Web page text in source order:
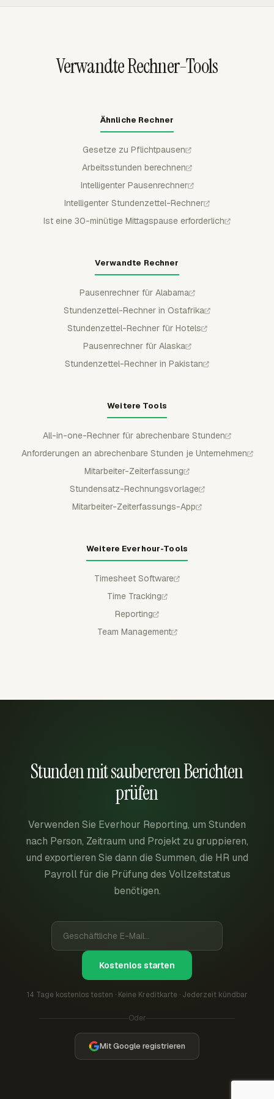
oder berichtet werden.
Verwandte Rechner-Tools
Ähnliche Rechner
Gesetze zu Pflichtpausen
Arbeitsstunden berechnen
Intelligenter Pausenrechner
Intelligenter Stundenzettel-Rechner
Ist eine 30-minütige Mittagspause erforderlich
Verwandte Rechner
Pausenrechner für Alabama
Stundenzettel-Rechner in Ostafrika
Stundenzettel-Rechner für Hotels
Pausenrechner für Alaska
Stundenzettel-Rechner in Pakistan
Weitere Tools
All-in-one-Rechner für abrechenbare Stunden
Anforderungen an abrechenbare Stunden je Unternehmen
Mitarbeiter-Zeiterfassung
Stundensatz-Rechnungsvorlage
Mitarbeiter-Zeiterfassungs-App
Weitere Everhour-Tools
Timesheet Software
Time Tracking
Reporting
Team Management
Stunden mit saubereren Berichten
prüfen
Verwenden Sie Everhour Reporting, um Stunden
nach Person, Zeitraum und Projekt zu gruppieren,
und exportieren Sie dann die Summen, die HR und
Payroll für die Prüfung des Vollzeitstatus
benötigen.
Kostenlos starten
14 Tage kostenlos testen · Keine Kreditkarte · Jederzeit kündbar
Oder
Mit Google registrieren